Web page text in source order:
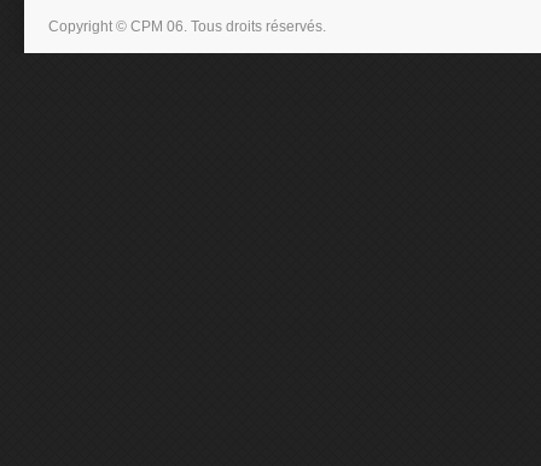
Copyright © CPM 06. Tous droits réservés.